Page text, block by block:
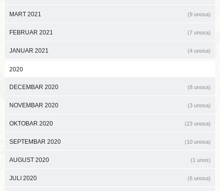
MART 2021 (9 unosa)
FEBRUAR 2021 (7 unosa)
JANUAR 2021 (4 unosa)
2020
DECEMBAR 2020 (8 unosa)
NOVEMBAR 2020 (3 unosa)
OKTOBAR 2020 (23 unosa)
SEPTEMBAR 2020 (10 unosa)
AUGUST 2020 (1 unos)
JULI 2020 (6 unosa)